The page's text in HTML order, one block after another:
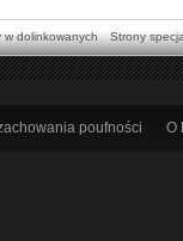
w dolinkowanych Strony
poufności O